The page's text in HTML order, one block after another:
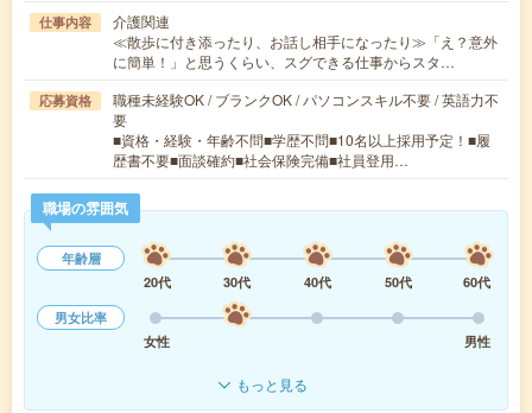
仕事内容
介護関連
≪散歩に付き添ったり、お話し相手になったり≫「え？意外
に簡単！」と思うくらい、スグできる仕事からスタ…
応募資格
職種未経験OK / ブランクOK / パソコンスキル不要 / 英語力不
要
■資格・経験・年齢不問■学歴不問■10名以上採用予定！■履
歴書不要■面談確約■社会保険完備■社員登用…
職場の雰囲気
年齢層
20代
30代 40代 50代
60代
男女比率
女性
男性
もっと見る